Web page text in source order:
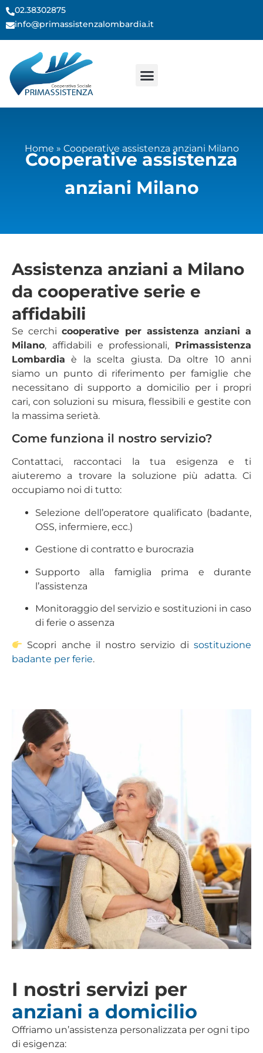
contenuto
02.38302875
info@primassistenzalombardia.it
Home » Cooperative assistenza anziani Milano
Cooperative assistenza
anziani Milano
Assistenza anziani a Milano
da cooperative serie e
affidabili
Se cerchicooperative per assistenza anziani a
Milano, affidabili e professionali, Primassistenza
Lombardia è la scelta giusta. Da oltre 10 anni
siamo un punto di riferimento per famiglie che
necessitano di supporto a domicilio per i propri
cari, con soluzioni su misura, flessibili e gestite con
la massima serietà.
Come funziona il nostro servizio?
Contattaci, raccontaci la tua esigenza e ti
aiuteremo a trovare la soluzione più adatta. Ci
occupiamo noi di tutto:
Selezione dell’operatore qualificato (badante,
OSS, infermiere, ecc.)
Gestione di contratto e burocrazia
Supporto alla famiglia prima e durante
l’assistenza
Monitoraggio del servizio e sostituzioni in caso
di ferie o assenza
Scopri anche il nostro servizio di sostituzione
badante per ferie.
I nostri servizi per
anziani a domicilio
Offriamo un’assistenza personalizzata per ogni tipo
di esigenza: